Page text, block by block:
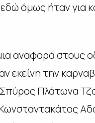
όμως ήταν για
αναφορά στους
εκείνη την
Πλάτωνα